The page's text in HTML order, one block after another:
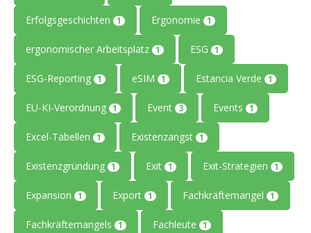
Erfolgsgeschichten 1 Ergonomie 1
ergonomischer Arbeitsplatz 1 ESG 1
ESG-Reporting 1 eSIM 1 Estancia Verde 1
EU-KI-Verordnung 1 Event 3 Events 1
Excel-Tabellen 1 Existenzangst 1
Existenzgründung 1 Exit 1 Exit-Strategien 1
Expansion 1 Export 1 Fachkräftemangel 1
Fachkräftemangels 1 Fachleute 1